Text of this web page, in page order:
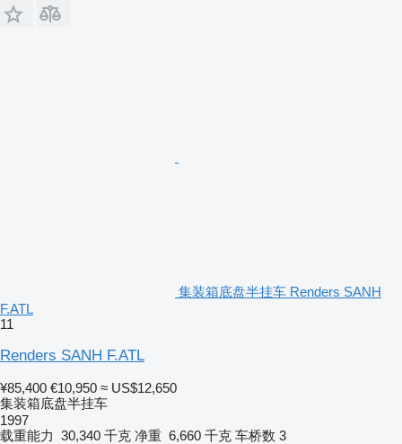
集装箱底盘半挂车 Renders SANH
F.ATL
11
Renders SANH F.ATL
¥85,400 €10,950 ≈ US$12,650
集装箱底盘半挂车
1997
载重能力 30,340 千克 净重 6,660 千克 车桥数 3